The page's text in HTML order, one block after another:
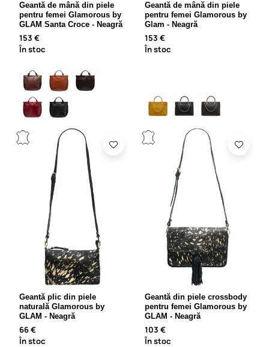
Geantă de mână din piele
pentru femei Glamorous by
GLAM Santa Croce - Neagră
153 €
În stoc
Geantă de mână din piele
pentru femei Glamorous by
Glam - Neagră
153 €
În stoc
Geantă plic din piele
naturală Glamorous by
GLAM - Neagră
66 €
În stoc
Geantă din piele crossbody
pentru femei Glamorous by
GLAM - Neagră
103 €
În stoc